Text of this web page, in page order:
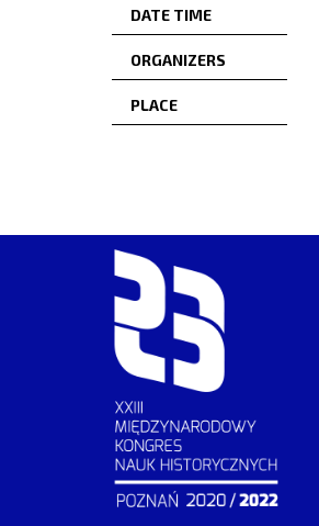
DATE TIME
ORGANIZERS
PLACE